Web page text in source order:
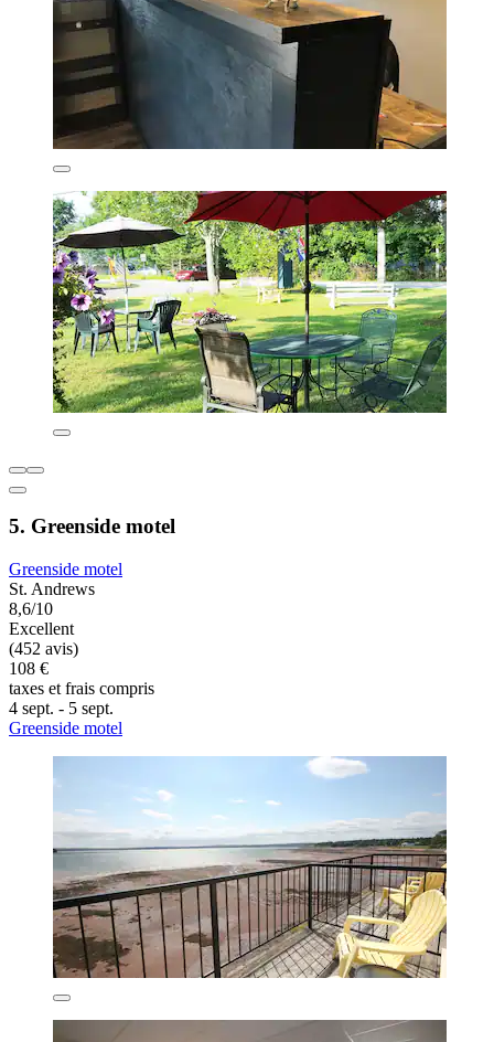
5. Greenside motel
Greenside motel
St. Andrews
8,6/10
Excellent
(452 avis)
108 €
taxes et frais compris
4 sept. - 5 sept.
Greenside motel